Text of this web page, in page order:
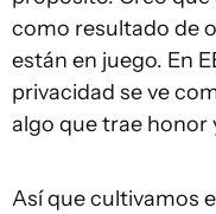
como resultado de
están en juego. En
privacidad se ve
algo que trae honor
Así que cultivamos